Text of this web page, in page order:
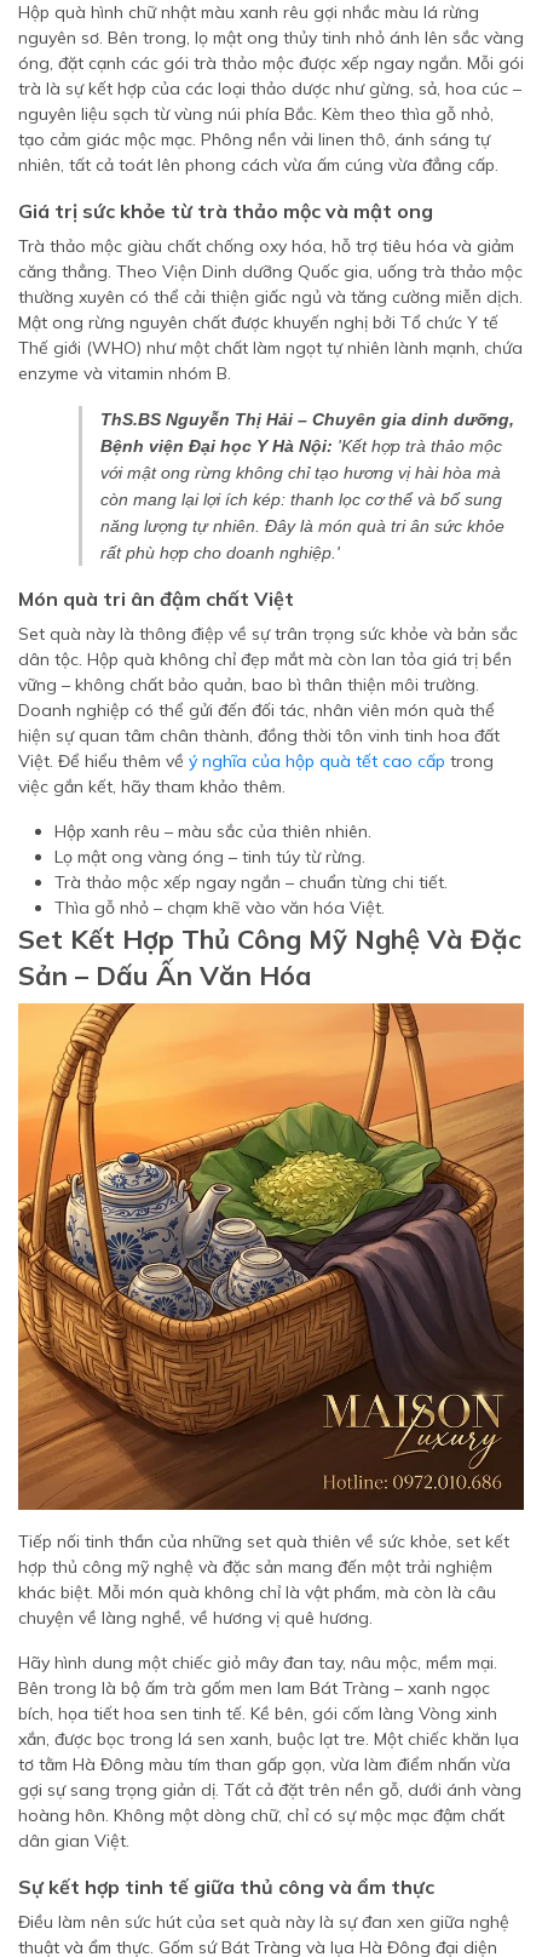
Hộp quà hình chữ nhật màu xanh rêu gợi nhắc màu lá rừng
nguyên sơ. Bên trong, lọ mật ong thủy tinh nhỏ ánh lên sắc vàng
óng, đặt cạnh các gói trà thảo mộc được xếp ngay ngắn. Mỗi gói
trà là sự kết hợp của các loại thảo dược như gừng, sả, hoa cúc –
nguyên liệu sạch từ vùng núi phía Bắc. Kèm theo thìa gỗ nhỏ,
tạo cảm giác mộc mạc. Phông nền vải linen thô, ánh sáng tự
nhiên, tất cả toát lên phong cách vừa ấm cúng vừa đẳng cấp.
Giá trị sức khỏe từ trà thảo mộc và mật ong
Trà thảo mộc giàu chất chống oxy hóa, hỗ trợ tiêu hóa và giảm
căng thẳng. Theo Viện Dinh dưỡng Quốc gia, uống trà thảo mộc
thường xuyên có thể cải thiện giấc ngủ và tăng cường miễn dịch.
Mật ong rừng nguyên chất được khuyến nghị bởi Tổ chức Y tế
Thế giới (WHO) như một chất làm ngọt tự nhiên lành mạnh, chứa
enzyme và vitamin nhóm B.
ThS.BS Nguyễn Thị Hải – Chuyên gia dinh dưỡng,
Bệnh viện Đại học Y Hà Nội: 'Kết hợp trà thảo mộc
với mật ong rừng không chỉ tạo hương vị hài hòa mà
còn mang lại lợi ích kép: thanh lọc cơ thể và bổ sung
năng lượng tự nhiên. Đây là món quà tri ân sức khỏe
rất phù hợp cho doanh nghiệp.'
Món quà tri ân đậm chất Việt
Set quà này là thông điệp về sự trân trọng sức khỏe và bản sắc
dân tộc. Hộp quà không chỉ đẹp mắt mà còn lan tỏa giá trị bền
vững – không chất bảo quản, bao bì thân thiện môi trường.
Doanh nghiệp có thể gửi đến đối tác, nhân viên món quà thể
hiện sự quan tâm chân thành, đồng thời tôn vinh tinh hoa đất
Việt. Để hiểu thêm về ý nghĩa của hộp quà tết cao cấp trong
việc gắn kết, hãy tham khảo thêm.
Hộp xanh rêu – màu sắc của thiên nhiên.
Lọ mật ong vàng óng – tinh túy từ rừng.
Trà thảo mộc xếp ngay ngắn – chuẩn từng chi tiết.
Thìa gỗ nhỏ – chạm khẽ vào văn hóa Việt.
Set Kết Hợp Thủ Công Mỹ Nghệ Và Đặc
Sản – Dấu Ấn Văn Hóa
Tiếp nối tinh thần của những set quà thiên về sức khỏe, set kết
hợp thủ công mỹ nghệ và đặc sản mang đến một trải nghiệm
khác biệt. Mỗi món quà không chỉ là vật phẩm, mà còn là câu
chuyện về làng nghề, về hương vị quê hương.
Hãy hình dung một chiếc giỏ mây đan tay, nâu mộc, mềm mại.
Bên trong là bộ ấm trà gốm men lam Bát Tràng – xanh ngọc
bích, họa tiết hoa sen tinh tế. Kề bên, gói cốm làng Vòng xinh
xắn, được bọc trong lá sen xanh, buộc lạt tre. Một chiếc khăn lụa
tơ tằm Hà Đông màu tím than gấp gọn, vừa làm điểm nhấn vừa
gợi sự sang trọng giản dị. Tất cả đặt trên nền gỗ, dưới ánh vàng
hoàng hôn. Không một dòng chữ, chỉ có sự mộc mạc đậm chất
dân gian Việt.
Sự kết hợp tinh tế giữa thủ công và ẩm thực
Điều làm nên sức hút của set quà này là sự đan xen giữa nghệ
thuật và ẩm thực. Gốm sứ Bát Tràng và lụa Hà Đông đại diện